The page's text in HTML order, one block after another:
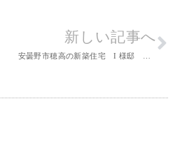
新しい記事へ